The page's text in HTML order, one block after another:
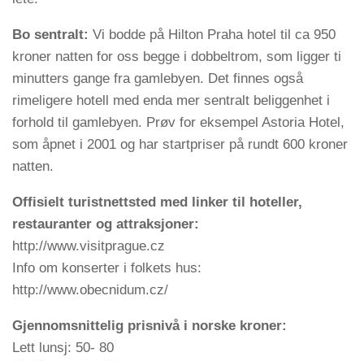
Bo sentralt: Vi bodde på Hilton Praha hotel til ca 950
kroner natten for oss begge i dobbeltrom, som ligger ti
minutters gange fra gamlebyen. Det finnes også
rimeligere hotell med enda mer sentralt beliggenhet i
forhold til gamlebyen. Prøv for eksempel Astoria Hotel,
som åpnet i 2001 og har startpriser på rundt 600 kroner
natten.
Offisielt turistnettsted med linker til hoteller,
restauranter og attraksjoner:
http://www.visitprague.cz
Info om konserter i folkets hus:
http://www.obecnidum.cz/
Gjennomsnittelig prisnivå i norske kroner:
Lett lunsj: 50- 80